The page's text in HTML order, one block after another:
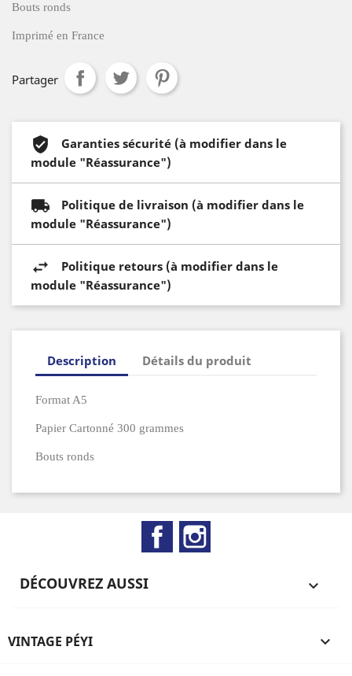
Bouts ronds
Imprimé en France
Partager
Garanties sécurité (à modifier dans le
module "Réassurance")
Politique de livraison (à modifier dans le
module "Réassurance")
Politique retours (à modifier dans le
module "Réassurance")
Description Détails du produit
Format A5
Papier Cartonné 300 grammes
Bouts ronds
Facebook
DÉCOUVREZ AUSSI 
VINTAGE PÉYI 